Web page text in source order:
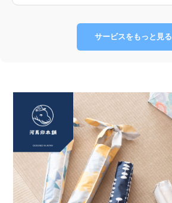
サービスをもっと見る